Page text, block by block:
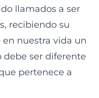
llamados a ser
recibiendo su
nuestra vida un
debe ser diferente
pertenece a